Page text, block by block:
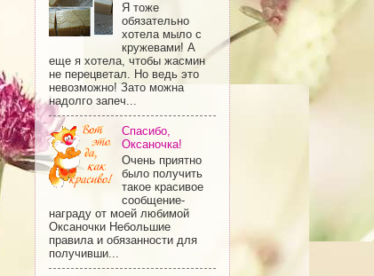
Я тоже
обязательно
хотела мыло с
кружевами! А
еще я хотела, чтобы жасмин
не перецветал. Но ведь это
невозможно! Зато можна
надолго запеч...
Спасибо,
Оксаночка!
Очень приятно
было получить
такое красивое
сообщение-
награду от моей любимой
Оксаночки Небольшие
правила и обязанности для
получивши...